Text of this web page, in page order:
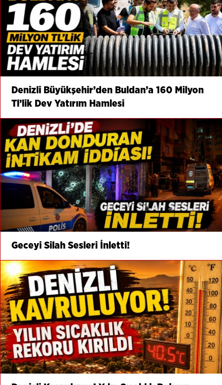
Denizli Büyükşehir’den Buldan’a 160 Milyon
Tl’lik Dev Yatırım Hamlesi
Geceyi Silah Sesleri İnletti!